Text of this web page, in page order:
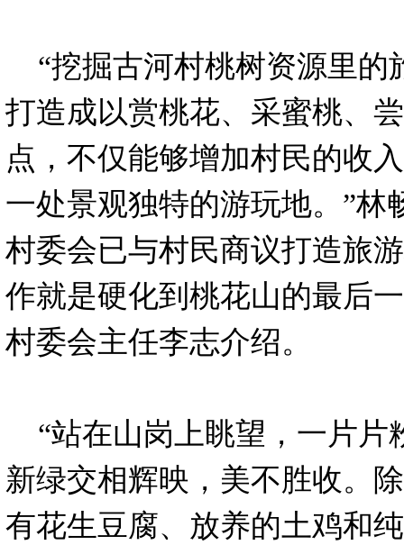
“挖掘古河村桃树资源里的
打造成以赏桃花、采蜜桃、
点，不仅能够增加村民的收
一处景观独特的游玩地。”林
村委会已与村民商议打造旅
作就是硬化到桃花山的最后
村委会主任李志介绍。
“站在山岗上眺望，一片片
新绿交相辉映，美不胜收。
有花生豆腐、放养的土鸡和